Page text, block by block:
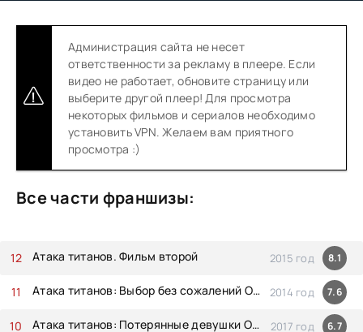
Администрация сайта не несет
ответственности за рекламу в плеере. Если
видео не работает, обновите страницу или
выберите другой плеер! Для просмотра
некоторых фильмов и сериалов необходимо
установить VPN. Желаем вам приятного
просмотра :)
Все части франшизы:
Атака титанов: Потерянные девушки OVA-3 2017 год 6.7
Атака титанов: Выбор без сожалений OVA-2 2014 год 7.6
Атака титанов. Фильм второй 2015 год 8.1